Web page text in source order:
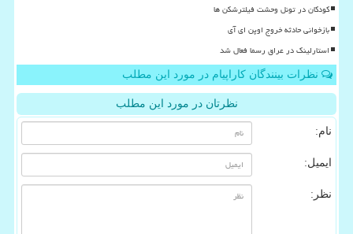
کودکان در تونل وحشت فیلترشکن ها
بازخوانی حادثه خروج اوپن ای آی
استارلینک در عراق رسما فعال شد
نظرات بینندگان کاراپیام در مورد این مطلب
نظرتان در مورد این مطلب
نام:
ایمیل:
نظر: